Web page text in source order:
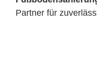
Partner für